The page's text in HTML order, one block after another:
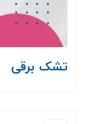
تشک برقی